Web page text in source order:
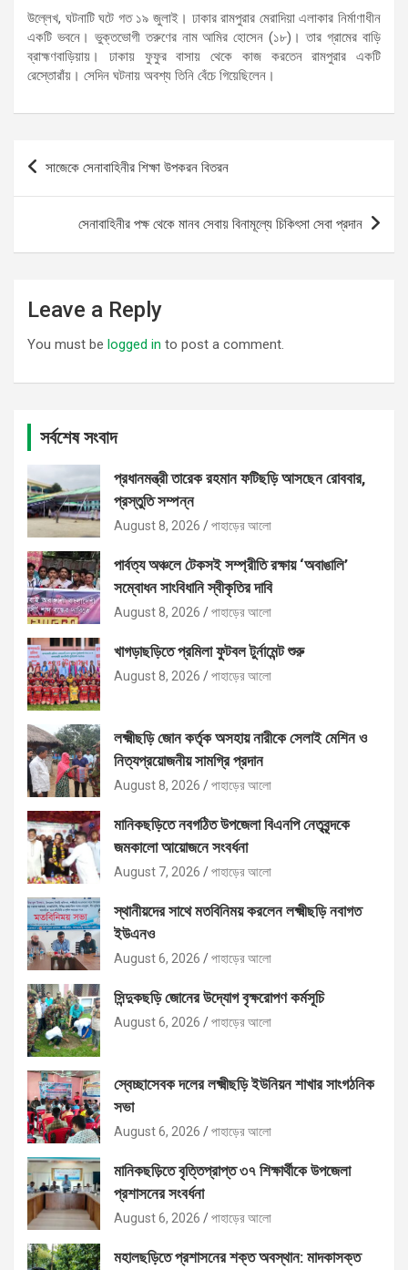
উল্লেখ, ঘটনাটি ঘটে গত ১৯ জুলাই। ঢাকার রামপুরার মেরাদিয়া এলাকার নির্মাণাধীন
একটি ভবনে। ভুক্তভোগী তরুণের নাম আমির হোসেন (১৮)। তার গ্রামের বাড়ি
ব্রাহ্মণবাড়িয়ায়। ঢাকায় ফুফুর বাসায় থেকে কাজ করতেন রামপুরার একটি
রেস্তোরাঁয়। সেদিন ঘটনায় অবশ্য তিনি বেঁচে গিয়েছিলেন।
Post
সাজেকে সেনাবাহিনীর শিক্ষা উপকরন বিতরন
সেনাবাহিনীর পক্ষ থেকে মানব সেবায় বিনামূল্যে চিকিৎসা সেবা প্রদান
Leave a Reply
You must be logged in to post a comment.
সর্বশেষ সংবাদ
প্রধানমন্ত্রী তারেক রহমান ফটিছড়ি আসছেন রোববার,
প্রস্তুতি সম্পন্ন
August 8, 2026 পাহাড়ের আলো
পার্বত্য অঞ্চলে টেকসই সম্প্রীতি রক্ষায় ‘অবাঙালি’
সম্বোধন সাংবিধানি স্বীকৃতির দাবি
August 8, 2026 পাহাড়ের আলো
খাগড়াছড়িতে প্রমিলা ফুটবল টুর্নামেন্ট শুরু
August 8, 2026 পাহাড়ের আলো
লক্ষ্মীছড়ি জোন কর্তৃক অসহায় নারীকে সেলাই মেশিন ও
নিত্যপ্রয়োজনীয় সামগ্রি প্রদান
August 8, 2026 পাহাড়ের আলো
মানিকছড়িতে নবগঠিত উপজেলা বিএনপি নেতৃবৃন্দকে
জমকালো আয়োজনে সংবর্ধনা
August 7, 2026 পাহাড়ের আলো
স্থানীয়দের সাথে মতবিনিময় করলেন লক্ষ্মীছড়ি নবাগত
ইউএনও
August 6, 2026 পাহাড়ের আলো
সিন্দুকছড়ি জোনের উদ্যোগ বৃক্ষরোপণ কর্মসূচি
August 6, 2026 পাহাড়ের আলো
স্বেচ্ছাসেবক দলের লক্ষ্মীছড়ি ইউনিয়ন শাখার সাংগঠনিক
সভা
August 6, 2026 পাহাড়ের আলো
মানিকছড়িতে বৃত্তিপ্রাপ্ত ৩৭ শিক্ষার্থীকে উপজেলা
প্রশাসনের সংবর্ধনা
August 6, 2026 পাহাড়ের আলো
মহালছড়িতে প্রশাসনের শক্ত অবস্থান: মাদকাসক্ত